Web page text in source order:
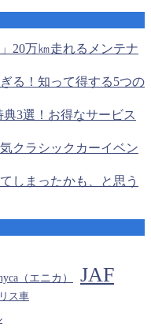
20万㎞走れるメンテナ
る！知って得する5つの
3選！お得なサービス
クラシックカーイベン
しまったかも、と思う
（エニカ） JAF
ス車